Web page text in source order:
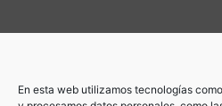
En esta web utilizamos tecnologías